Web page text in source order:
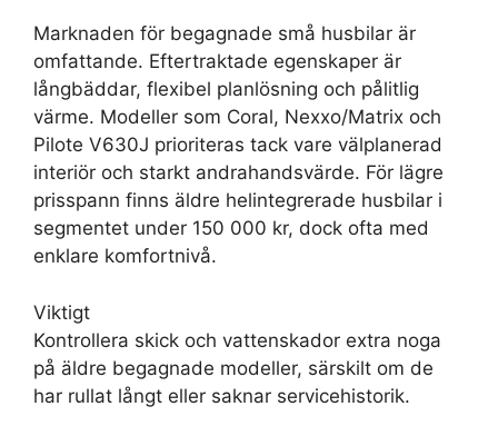
Marknaden för begagnade små husbilar är
omfattande. Eftertraktade egenskaper är
långbäddar, flexibel planlösning och pålitlig
värme. Modeller som Coral, Nexxo/Matrix och
Pilote V630J prioriteras tack vare välplanerad
interiör och starkt andrahandsvärde. För lägre
prisspann finns äldre helintegrerade husbilar i
segmentet under 150 000 kr, dock ofta med
enklare komfortnivå.
Viktigt
Kontrollera skick och vattenskador extra noga
på äldre begagnade modeller, särskilt om de
har rullat långt eller saknar servicehistorik.